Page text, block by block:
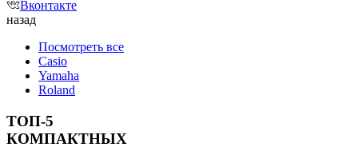
Вконтакте
назад
Посмотреть все
Casio
Yamaha
Roland
ТОП-5
КОМПАКТНЫХ